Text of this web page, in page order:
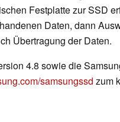
Festplatte zur SSD
Daten, dann
Übertragung der Daten.
4.8 sowie die
samsungssd zum